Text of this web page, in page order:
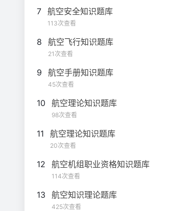
7 航空安全知识题库
113次查看
8 航空飞行知识题库
21次查看
9 航空手册知识题库
45次查看
10 航空理论知识题库
98次查看
11 航空理论知识题库
20次查看
12 航空机组职业资格知识题库
114次查看
13 航空知识理论题库
425次查看